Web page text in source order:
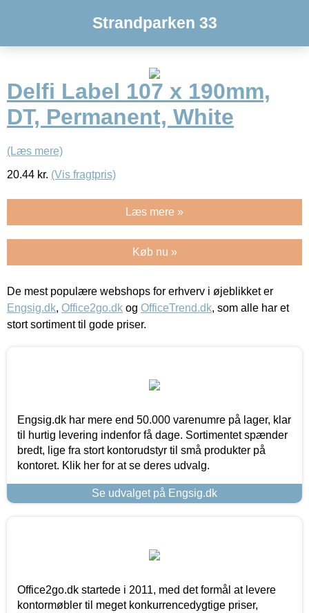
Strandparken 33
Delfi Label 107 x 190mm,
DT, Permanent, White
(Læs mere)
20.44 kr. (Vis fragtpris)
Læs mere »
Køb nu »
De mest populære webshops for erhverv i øjeblikket er
Engsig.dk, Office2go.dk og OfficeTrend.dk, som alle har et
stort sortiment til gode priser.
Engsig.dk har mere end 50.000 varenumre på lager, klar
til hurtig levering indenfor få dage. Sortimentet spænder
bredt, lige fra stort kontorudstyr til små produkter på
kontoret. Klik her for at se deres udvalg.
Se udvalget på Engsig.dk
Office2go.dk startede i 2011, med det formål at levere
kontormøbler til meget konkurrencedygtige priser,